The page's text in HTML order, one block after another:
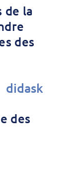
de la
des
didask
des